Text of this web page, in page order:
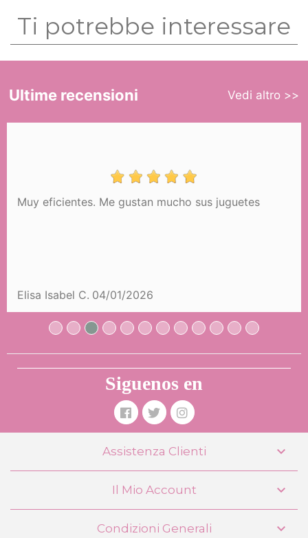
Ti potrebbe interessare
Ultime recensioni Vedi altro >>
Muy eficientes. Me gustan mucho sus juguetes
Elisa Isabel C. 04/01/2026
Siguenos en
Assistenza Clienti 
Il Mio Account 
Condizioni Generali 